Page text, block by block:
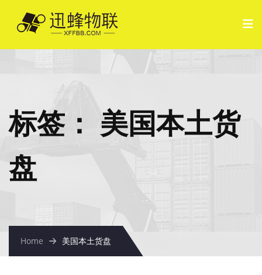
标签： 美国本土货
盘
Home 美国本土货盘